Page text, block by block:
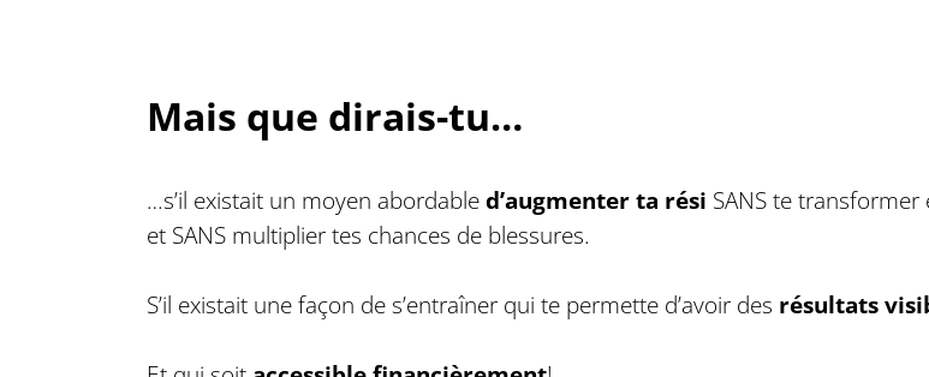
Mais que dirais-tu…
…s’il existait un moyen abordabled’augmenter ta rési SANS te
et SANS multiplier tes chances de blessures.
S’il existait une façon de s’entraîner qui te permette d’avoir des résultats